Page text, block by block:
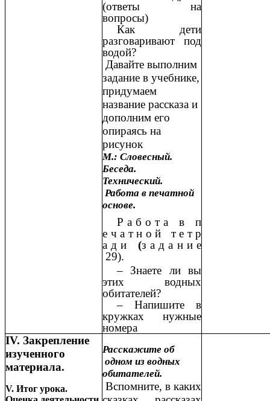
(ответы на
вопросы)
Как дети
разговаривают под
водой?
Давайте выполним
задание в учебнике,
придумаем
название рассказа и
дополним его
опираясь на
рисунок
М.: Словесный.
Беседа.
Технический.
Работа в печатной
основе.
Р а б о т а в п
е ч а т н о й т е т р
а д и
(з а д а н и е
29).
– Знаете ли вы
этих водных
обитателей?
– Напишите в
кружках нужные
номера
ΙV. Закрепление
изученного
материала.
V. Итог урока.
Расскажите об
одном из водных
обитателей.
Вспомните, в каких